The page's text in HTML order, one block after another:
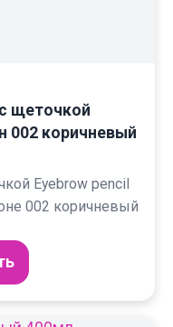
щеточкой
002 коричневый
Eyebrow pencil
002 коричневый